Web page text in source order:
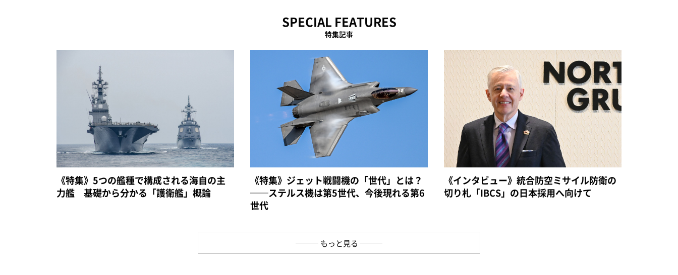
SPECIAL FEATURES
特集記事
《特集》5つの艦種で構成される海自の主
力艦 基礎から分かる「護衛艦」概論
《特集》ジェット戦闘機の「世代」とは？
──ステルス機は第5世代、今後現れる第6
世代
《インタビュー》統合防空ミサイル防衛の
切り札「IBCS」の日本採用へ向けて
もっと見る